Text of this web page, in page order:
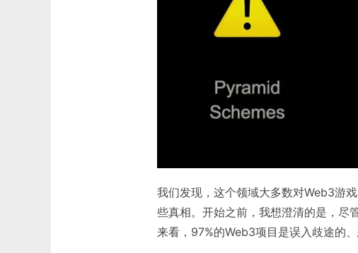
我们发现，这个领域大多数对Web3游
些真相。开始之前，我想澄清的是，尽
来看，97%的Web3项目是误入歧途的